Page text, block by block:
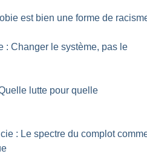
est bien une forme de
: Changer le système, pas le
lutte pour quelle
: Le spectre du complot